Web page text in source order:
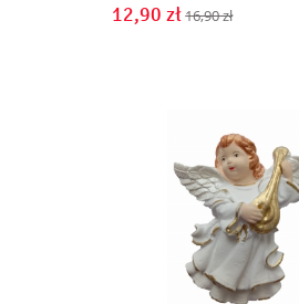
12,90 zł16,90 zł